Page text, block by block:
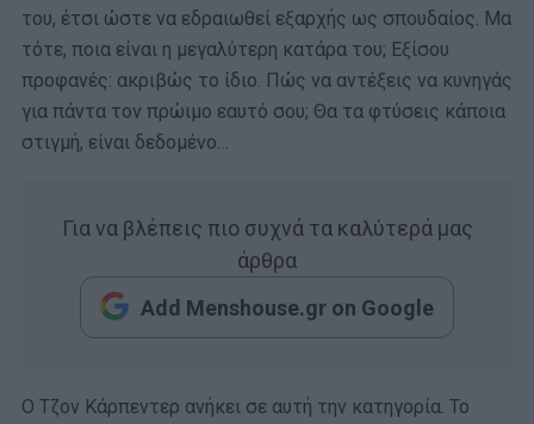
του, έτσι ώστε να εδραιωθεί εξαρχής ως σπουδαίος. Μα
τότε, ποια είναι η μεγαλύτερη κατάρα του; Εξίσου
προφανές: ακριβώς το ίδιο. Πώς να αντέξεις να κυνηγάς
για πάντα τον πρώιμο εαυτό σου; Θα τα φτύσεις κάποια
στιγμή, είναι δεδομένο…
Για να βλέπεις πιο συχνά τα καλύτερά μας
άρθρα
Add Menshouse.gr on Google
Ο Τζον Κάρπεντερ ανήκει σε αυτή την κατηγορία. Το